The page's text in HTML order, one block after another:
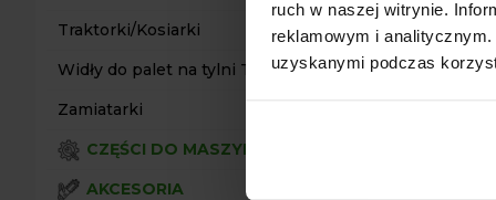
ruch w naszej witrynie.
reklamowym i
uzyskanymi podczas
Traktorki/Kosiarki
Widły do palet na tylni TUZ
Zamiatarki
CZĘŚCI DO MASZYN
AKCESORIA